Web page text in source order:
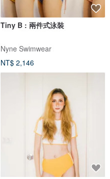
Tiny B : 兩件式泳裝
Nyne Swimwear
NT$ 2,146